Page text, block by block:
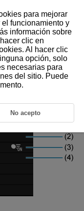
para mejorar
funcionamiento y
información sobre
clic en
Al hacer clic
opción, solo
necesarias para
del sitio. Puede
No acepto